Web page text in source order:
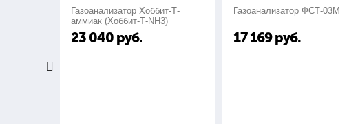
Газоанализатор Хоббит-Т-
аммиак (Хоббит-Т-NH3)
руб.
Газоанализатор ФСТ-03М
руб.